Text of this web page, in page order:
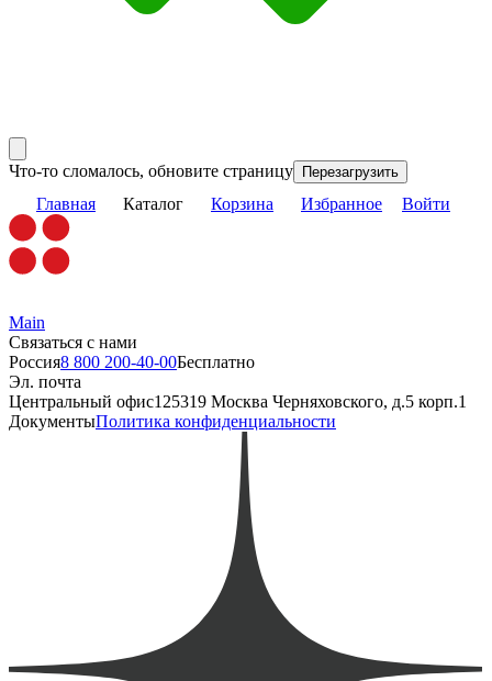
Что-то сломалось, обновите страницу Перезагрузить
Главная Каталог Корзина Избранное Войти
Main
Связаться с нами
Россия8 800 200-40-00Бесплатно
Эл. почта
Центральный офис125319 Москва Черняховского, д.5 корп.1
ДокументыПолитика конфиденциальности